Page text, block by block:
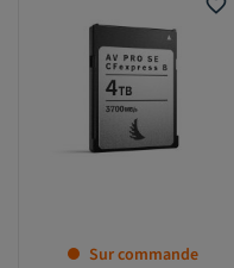
favorite_border
Sur commande